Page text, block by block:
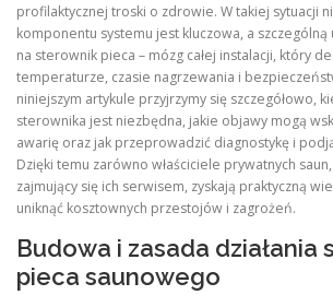
profilaktycznej troski o zdrowie. W takiej sytuacji
komponentu systemu jest kluczowa, a
na sterownik pieca – mózg całej instalacji, który
temperaturze, czasie nagrzewania i
niniejszym artykule przyjrzymy się szczegółowo,
sterownika jest niezbędna, jakie objawy mogą
awarię oraz jak przeprowadzić diagnostykę i
Dzięki temu zarówno właściciele prywatnych
zajmujący się ich serwisem, zyskają praktyczną
uniknąć kosztownych przestojów i zagrożeń.
Budowa i zasada działania
pieca saunowego